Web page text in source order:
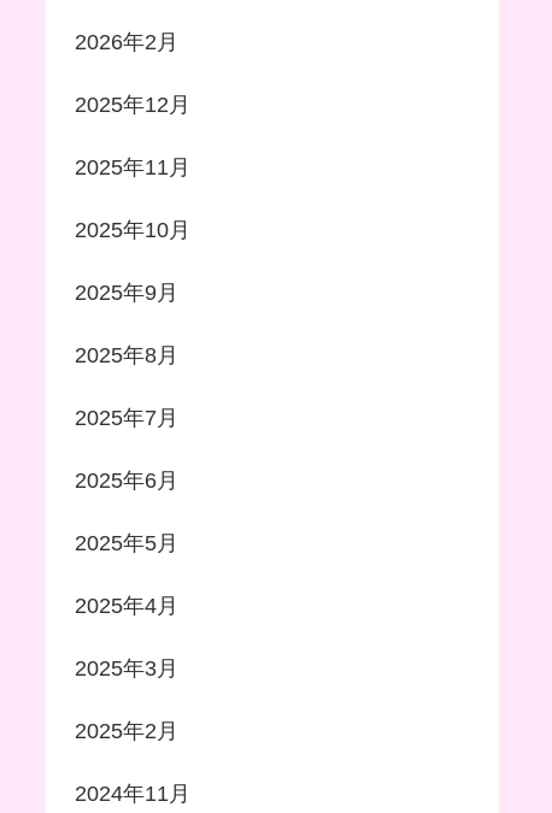
2026年2月
2025年12月
2025年11月
2025年10月
2025年9月
2025年8月
2025年7月
2025年6月
2025年5月
2025年4月
2025年3月
2025年2月
2024年11月